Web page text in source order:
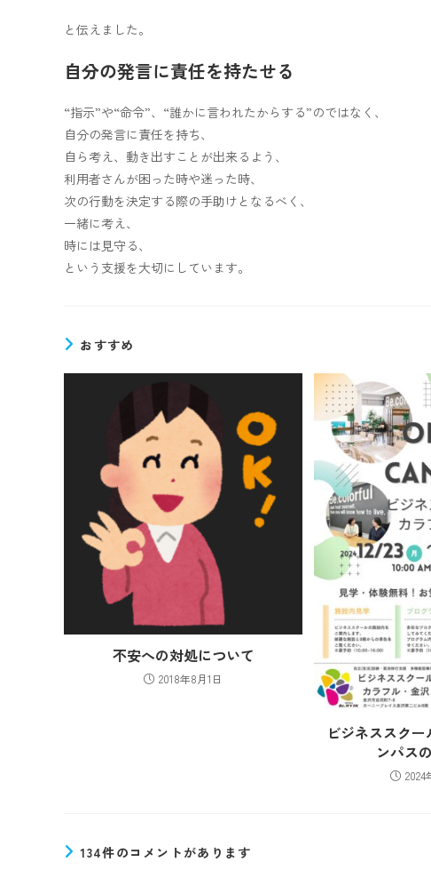
と伝えました。
自分の発言に責任を持たせる
“指示”や“命令”、“誰かに言われたからする”のではなく、
自分の発言に責任を持ち、
自ら考え、動き出すことが出来るよう、
利用者さんが困った時や迷った時、
次の行動を決定する際の手助けとなるべく、
一緒に考え、
時には見守る、
という支援を大切にしています。
おすすめ
不安への対処について
2018年8月1日
ビジネススク
ンパス
2024
134件のコメントがあります